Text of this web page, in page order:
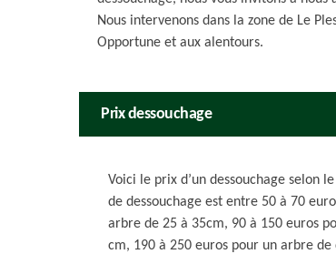
Nous intervenons dans la zone de Le
Opportune et aux alentours.
Prix dessouchage
Voici le prix d’un dessouchage selon
de dessouchage est entre 50 à 70
arbre de 25 à 35cm, 90 à 150 euros
cm, 190 à 250 euros pour un arbre